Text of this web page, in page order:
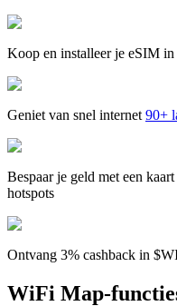
Koop en installeer je eSIM in
Geniet van snel internet 90+
Bespaar je geld met een
hotspots
Ontvang 3% cashback in
WiFi Map-